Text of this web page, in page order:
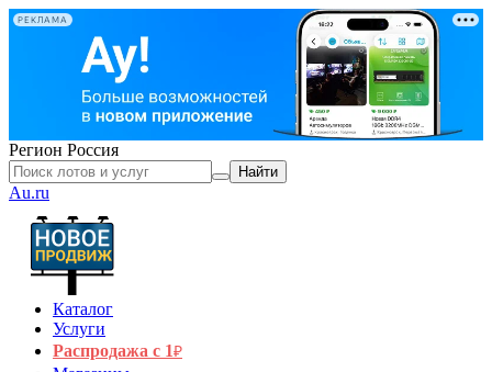
РЕКЛАМА
Регион Россия
Найти
Au.ru
Каталог
Услуги
Распродажа с 1₽